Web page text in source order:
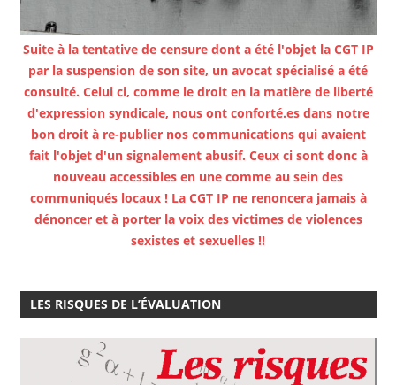
Suite à la tentative de censure dont a été l'objet la CGT IP
par la suspension de son site, un avocat spécialisé a été
consulté. Celui ci, comme le droit en la matière de liberté
d'expression syndicale, nous ont conforté.es dans notre
bon droit à re-publier nos communications qui avaient
fait l'objet d'un signalement abusif. Ceux ci sont donc à
nouveau accessibles en une comme au sein des
communiqués locaux ! La CGT IP ne renoncera jamais à
dénoncer et à porter la voix des victimes de violences
sexistes et sexuelles !!
LES RISQUES DE L’ÉVALUATION